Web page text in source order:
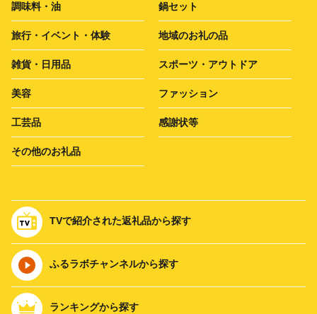
調味料・油 鍋セット
旅行・イベント・体験 地域のお礼の品
雑貨・日用品 スポーツ・アウトドア
美容 ファッション
工芸品 感謝状等
その他のお礼品
TVで紹介された返礼品から探す
ふるラボチャンネルから探す
ランキングから探す